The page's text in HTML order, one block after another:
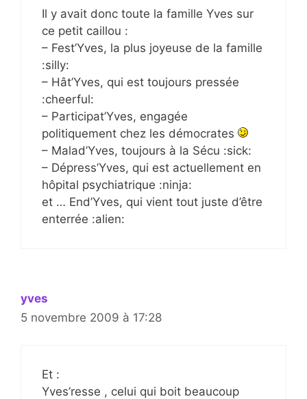
Il y avait donc toute la famille Yves sur
ce petit caillou :
– Fest’Yves, la plus joyeuse de la famille
:silly:
– Hât’Yves, qui est toujours pressée
:cheerful:
– Participat’Yves, engagée
politiquement chez les démocrates
– Malad’Yves, toujours à la Sécu :sick:
– Dépress’Yves, qui est actuellement en
hôpital psychiatrique :ninja:
et … End’Yves, qui vient tout juste d’être
enterrée :alien:
yves
5 novembre 2009 à 17:28
Et :
Yves’resse , celui qui boit beaucoup